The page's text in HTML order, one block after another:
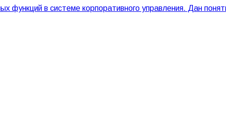
функций в системе корпоративного управления. Дан